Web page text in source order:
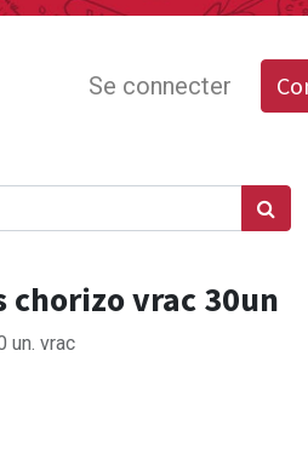
Se connecter
chorizo vrac 30un
un. vrac